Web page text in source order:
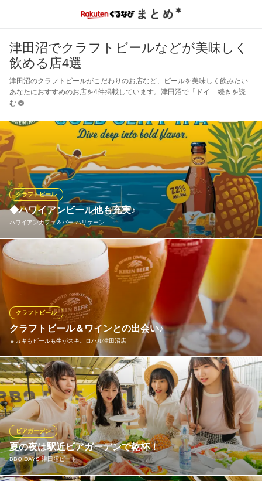
津田沼でクラフトビールなどが美味しく
飲める店4選
津田沼のクラフトビールがこだわりのお店など、ビールを美味しく飲みたい
あなたにおすすめのお店を4件掲載しています。津田沼で「ドイ
続きを読
む
◆ハワイアンビール他も充実♪
ハワイアンカフェ＆バー ハリケーン
クラフトビール
ロングルートペールエール(ポートランド)、コナビール(ハワイ)、
アロハビール(ハワイ)、ムーチョアロハハワイアンペールエール
(カリフォルニア)、プリモビール(ハワイ)、ヒナノビール(タヒ
チ)、コロナビール(メキシコ)など、クラフトビールや南国系のビ
ール、変わり種ビールなどを取り揃えています！季節限定も！
ハワイアンカフェ＆バー ハリケーン
ＪＲ総武線津田沼駅 徒歩5分
千葉県船橋市前原西2-22-14 1F
クラフトビール＆ワインとの出会い♪
＃カキもビールも生がスキ。ロハル津田沼店
クラフトビール
フランスやイタリアなどの名産地から取り寄せた、世界各国のワ
インを取り揃えております！いずれも厳選に厳選を重ねた自慢の
ワイン♪記念日やお誕生日のお祝いなどにはスパークリングワイン
などをお楽しみいただけます。お気軽にお声がけください♪
＃カキもビールも生がスキ。ロハル津田沼店
新鮮牡蠣が安くて旨い
ＪＲ総武線津田沼駅 徒歩3分
千葉県習志野市谷津7-7-1 Loharu津田沼
夏の夜は駅近ビアガーデンで乾杯！
BBQ DAYS 津田沼ビート
ビアガーデン